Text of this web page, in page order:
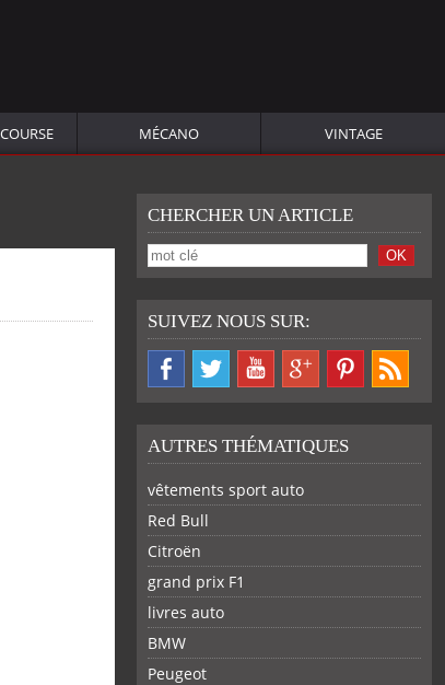
MÉCANO VINTAGE
CHERCHER UN ARTICLE
SUIVEZ NOUS SUR:
AUTRES THÉMATIQUES
vêtements sport auto
Red Bull
Citroën
grand prix F1
livres auto
BMW
Peugeot